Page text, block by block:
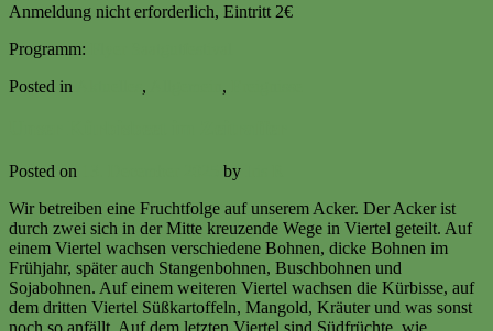
Anmeldung nicht erforderlich, Eintritt 2€
Programm:
Posted in
, ,
Posted on by
Wir betreiben eine Fruchtfolge auf unserem Acker. Der Acker ist
durch zwei sich in der Mitte kreuzende Wege in Viertel geteilt. Auf
einem Viertel wachsen verschiedene Bohnen, dicke Bohnen im
Frühjahr, später auch Stangenbohnen, Buschbohnen und
Sojabohnen. Auf einem weiteren Viertel wachsen die Kürbisse, auf
dem dritten Viertel Süßkartoffeln, Mangold, Kräuter und was sonst
noch so anfällt. Auf dem letzten Viertel sind Südfrüchte, wie